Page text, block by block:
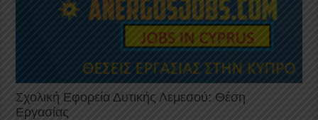
Σχολική Εφορεία Δυτικής Λεμεσού: Θέση
Εργασίας